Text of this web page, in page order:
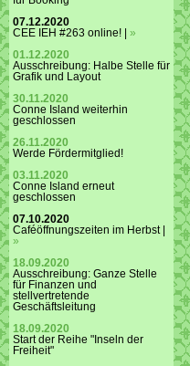
07.12.2020
CEE IEH #263 online! | »
01.12.2020
Ausschreibung: Halbe Stelle für
Grafik und Layout
30.11.2020
Conne Island weiterhin
geschlossen
26.11.2020
Werde Fördermitglied!
03.11.2020
Conne Island erneut
geschlossen
07.10.2020
Caféöffnungszeiten im Herbst |
»
18.09.2020
Ausschreibung: Ganze Stelle
für Finanzen und
stellvertretende
Geschäftsleitung
18.09.2020
Start der Reihe "Inseln der
Freiheit"